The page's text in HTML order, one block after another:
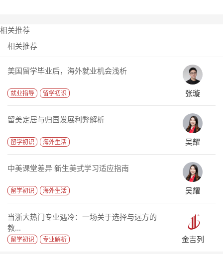
相关推荐
相关推荐
美国留学毕业后，海外就业机会浅析
就业指导 留学初识 张璇
留美定居与归国发展利弊解析
留学初识 海外生活 吴耀
中美课堂差异 新生美式学习适应指南
留学初识 海外生活 吴耀
当浙大热门专业遇冷：一场关于选择与远方的
教...
留学初识 专业解析 金吉列